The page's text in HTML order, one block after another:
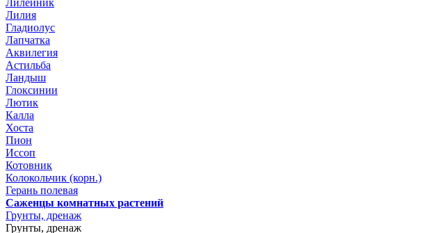
Лилейник
Лилия
Гладиолус
Лапчатка
Аквилегия
Астильба
Ландыш
Глоксинии
Лютик
Калла
Хоста
Пион
Иссоп
Котовник
Колокольчик (корн.)
Герань полевая
Саженцы комнатных растений
Грунты, дренаж
Грунты, дренаж